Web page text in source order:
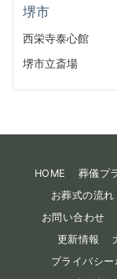
堺市
西栄寺泰心館
堺市立斎場
HOME 葬儀プ
お葬式の流れ
お問い合わせ
更新情報
プライバシー